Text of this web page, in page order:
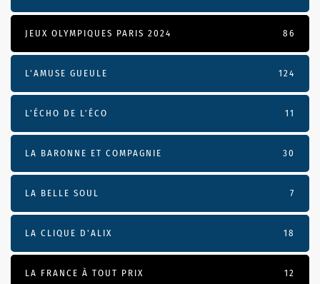
JEUX OLYMPIQUES PARIS 2024 86
L'AMUSE GUEULE 124
L’ÉCHO DE L’ÉCO 11
LA BARONNE ET COMPAGNIE 30
LA BELLE SOUL 7
LA CLIQUE D'ALIX 18
LA FRANCE À TOUT PRIX 12